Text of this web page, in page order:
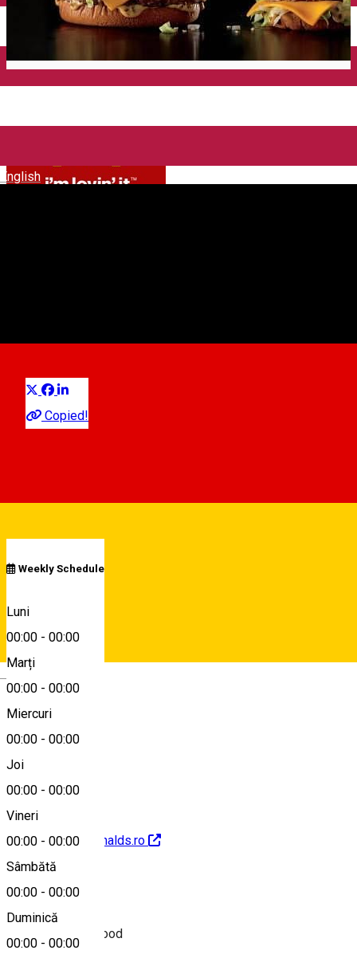
English
Deutsch
Copied!
00:00 - 00:00
Weekly Schedule
Luni
00:00 - 00:00
Marți
00:00 - 00:00
Miercuri
00:00 - 00:00
Joi
00:00 - 00:00
Vineri
00:00 - 00:00
Sâmbătă
00:00 - 00:00
Duminică
00:00 - 00:00
Shopping City Sibiu, DN1
Hartă
http://www.mcdonalds.ro
Despre
Restaurant fast-food